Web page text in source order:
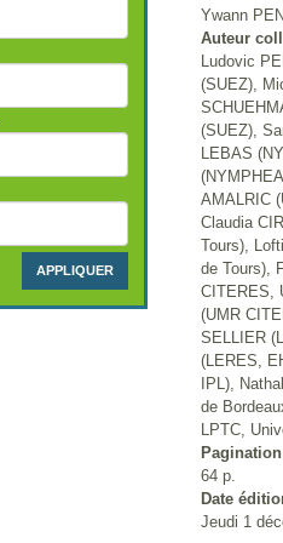
APPLIQUER
Ywann
Auteur
Ludovic
(SUEZ),
(SUEZ),
LEBAS
AMALRIC
Claudia
Tours),
de Tours),
CITERES,
(UMR
SELLIER
(LERES,
IPL),
de
LPTC,
Pagination
64 p.
Date
Jeudi 1